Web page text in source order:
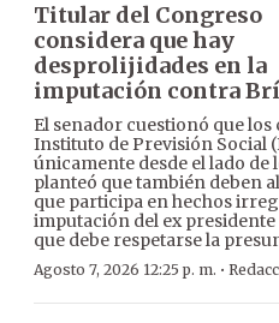
Titular del Congreso
considera que hay
desprolijidades en la
imputación contra
El senador cuestionó que
Instituto de Previsión Social
únicamente desde el lado
planteó que también deben
que participa en hechos
imputación del ex presidente
que debe respetarse la
Agosto 7, 2026 12:25 p. m. ·